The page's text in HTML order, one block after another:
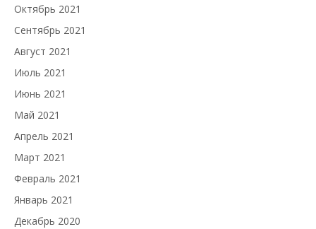
Октябрь 2021
Сентябрь 2021
Август 2021
Июль 2021
Июнь 2021
Май 2021
Апрель 2021
Март 2021
Февраль 2021
Январь 2021
Декабрь 2020